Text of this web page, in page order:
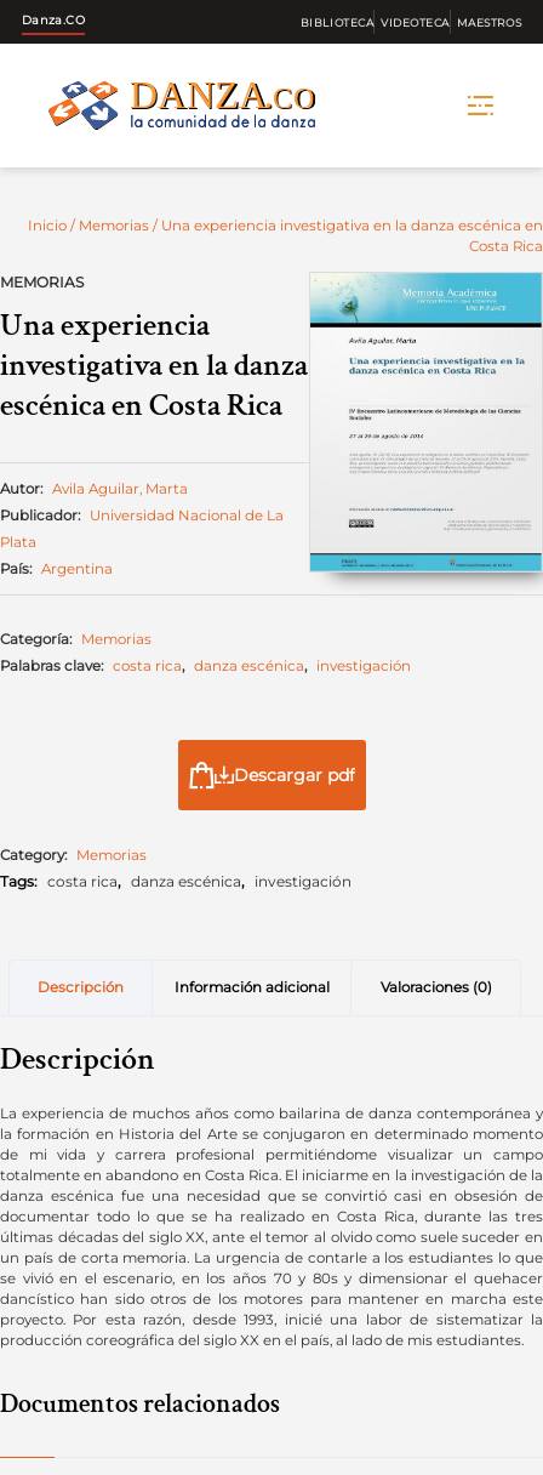
Danza.CO BIBLIOTECA VIDEOTECA MAESTROS
Inicio / Memorias / Una experiencia investigativa en la danza escénica en
Costa Rica
MEMORIAS
Una experiencia
investigativa en la danza
escénica en Costa Rica
Autor: Avila Aguilar, Marta
Publicador: Universidad Nacional de La
Plata
País: Argentina
Categoría: Memorias
Palabras clave: costa rica, danza escénica, investigación
Descargar pdf
Category: Memorias
Tags: costa rica, danza escénica, investigación
Descripción Información adicional Valoraciones (0)
Descripción
La experiencia de muchos años como bailarina de danza contemporánea y
la formación en Historia del Arte se conjugaron en determinado momento
de mi vida y carrera profesional permitiéndome visualizar un campo
totalmente en abandono en Costa Rica. El iniciarme en la investigación de la
danza escénica fue una necesidad que se convirtió casi en obsesión de
documentar todo lo que se ha realizado en Costa Rica, durante las tres
últimas décadas del siglo XX, ante el temor al olvido como suele suceder en
un país de corta memoria. La urgencia de contarle a los estudiantes lo que
se vivió en el escenario, en los años 70 y 80s y dimensionar el quehacer
dancístico han sido otros de los motores para mantener en marcha este
proyecto. Por esta razón, desde 1993, inicié una labor de sistematizar la
producción coreográfica del siglo XX en el país, al lado de mis estudiantes.
Documentos relacionados